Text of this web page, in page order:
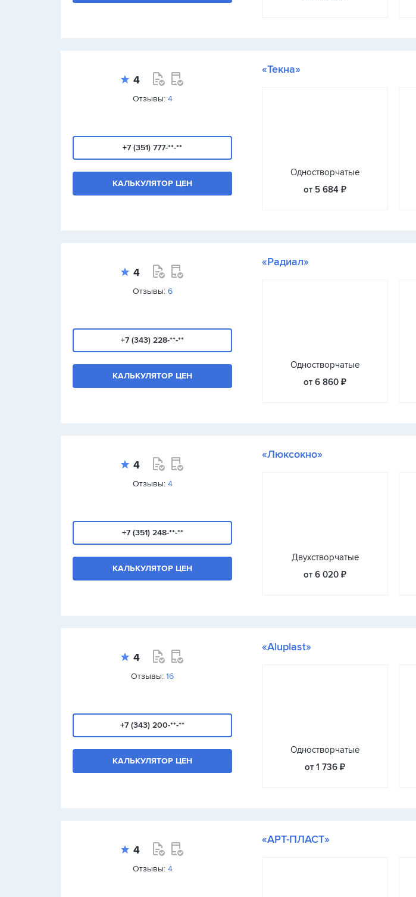
4
Отзывы: 4
+7 (351) 777-**-**
КАЛЬКУЛЯТОР ЦЕН
«Текна»
Одностворчатые
от 5 684 ₽
4
Отзывы: 6
+7 (343) 228-**-**
КАЛЬКУЛЯТОР ЦЕН
«Радиал»
Одностворчатые
от 6 860 ₽
4
Отзывы: 4
+7 (351) 248-**-**
КАЛЬКУЛЯТОР ЦЕН
«Люксокно»
Двухстворчатые
от 6 020 ₽
4
Отзывы: 16
+7 (343) 200-**-**
КАЛЬКУЛЯТОР ЦЕН
«Aluplast»
Одностворчатые
от 1 736 ₽
4
Отзывы: 4
«АРТ-ПЛАСТ»